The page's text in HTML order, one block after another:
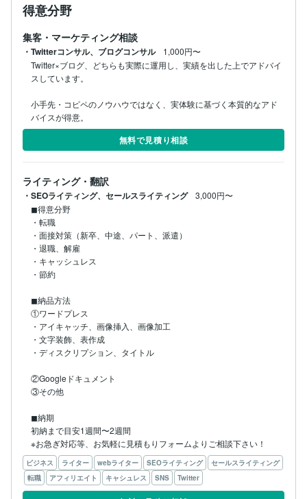
得意分野
集客・マーケティング相談
・Twitterコンサル、ブログコンサル
1,000円〜
Twitter×ブログ、どちらも実際に運用し、実績を出した上でアドバイ
スしています。
小手先・コピペのノウハウではなく、実体験に基づく本質的なアド
バイスが得意。
無料で見積り相談
ライティング・翻訳
・SEOライティング、セールスライティング
3,000円〜
◼︎得意分野
・転職
・面接対策（新卒、中途、パート、派遣）
・退職、解雇
・キャッシュレス
・節約
◼︎納品方法
①ワードプレス
・アイキャッチ、画像挿入、画像加工
・文字装飾、表作成
・ディスクリプション、タイトル
②Googleドキュメント
③その他
◼︎納期
初納まで目安1週間〜2週間
※お急ぎ対応等、お気軽に見積もりフォームよりご相談下さい！
ビジネス ライター webライター SEOライティング
セールスライティング
転職
アフィリエイト キャシュレス SNS Twitter